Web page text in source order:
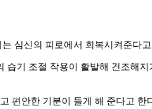
심신의 피로에서 회복시켜준다
기 조절 작용이 활발해 건조해
편안한 기분이 들게 해 준다고 한